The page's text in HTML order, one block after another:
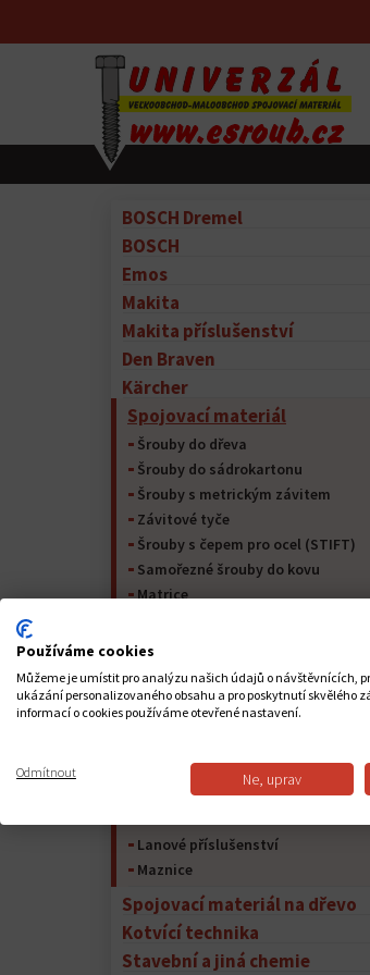
BOSCH Dremel
BOSCH
Emos
Makita
Makita příslušenství
Den Braven
Kärcher
Spojovací materiál
Šrouby do dřeva
Šrouby do sádrokartonu
Šrouby s metrickým závitem
Závitové tyče
Šrouby s čepem pro ocel (STIFT)
Samořezné šrouby do kovu
Matrice
Kolíky
Pojistný kroužek
Nýty
Kolíky
Peří na hřídeli a péřová ocel
Lanové příslušenství
Maznice
Spojovací materiál na dřevo
Kotvící technika
Stavební a jiná chemie
Používáme cookies
Můžeme je umístit pro analýzu našich údajů o návštěvnících,
ukázání personalizovaného obsahu a pro poskytnutí skvělého
informací o cookies používáme otevřené nastavení.
Odmítnout Ne, uprav